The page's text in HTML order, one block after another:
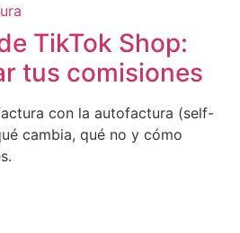
TikTok Shop:
tus comisiones
con la autofactura (self-
cambia, qué no y cómo